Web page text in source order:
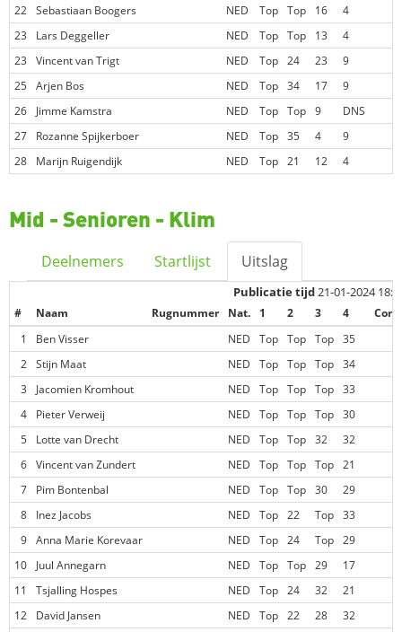
22 Sebastiaan Boogers NED Top Top 16
4
23
Lars Deggeller NED Top Top 13
4
23
Vincent van Trigt NED Top 24 23
9
25 Arjen Bos NED Top 34 17
9
26
Jimme Kamstra NED Top Top 9
DNS
27
Rozanne Spijkerboer NED Top 35 4
9
28
Marijn Ruigendijk NED Top 21 12 4
Mid - Senioren - Klim
Deelnemers Startlijst Uitslag
Publicatie tijd21-01-2024
# Naam Rugnummer Nat. 1 2 3 4
1
Ben Visser NED Top Top Top 35
2 Stijn Maat NED Top Top Top 34
3
Jacomien Kromhout NED Top Top Top 33
4
Pieter Verweij NED Top Top Top 30
5
Lotte van Drecht NED Top Top 32
32
6 Vincent van Zundert NED Top Top Top 21
7
Pim Bontenbal NED Top Top 30
29
8
Inez Jacobs NED Top 22 Top 33
9 Anna Marie Korevaar NED Top 24 Top 29
10
Juul Annegarn NED Top Top 29
17
11
Tsjalling Hospes NED Top 24 32
21
12
David Jansen NED Top 22 28
32